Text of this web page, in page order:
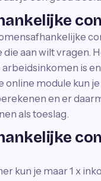
die aan wilt vragen.
is
online module kun
en er
als toeslag.
kun je maar 1 x